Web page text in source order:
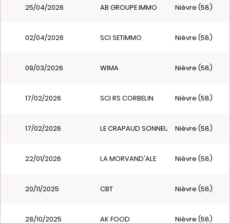
25/04/2026 AB GROUPE IMMO Nièvre (58)
02/04/2026 SCI SETIMMO Nièvre (58)
09/03/2026 WIMA Nièvre (58)
17/02/2026 SCI RS CORBELIN Nièvre (58)
17/02/2026 LE CRAPAUD SONNEUR Nièvre (58)
22/01/2026 LA MORVAND'ALE Nièvre (58)
20/11/2025 CBT Nièvre (58)
28/10/2025 AK FOOD Nièvre (58)